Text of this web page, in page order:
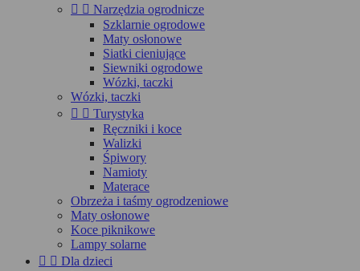
  Narzędzia ogrodnicze
Szklarnie ogrodowe
Maty osłonowe
Siatki cieniujące
Siewniki ogrodowe
Wózki, taczki
Wózki, taczki
  Turystyka
Ręczniki i koce
Walizki
Śpiwory
Namioty
Materace
Obrzeża i taśmy ogrodzeniowe
Maty osłonowe
Koce piknikowe
Lampy solarne
  Dla dzieci